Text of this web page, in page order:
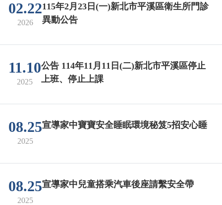
02.22
2026
115年2月23日(一)新北市平溪區衛生所門診
異動公告
11.10
2025
公告 114年11月11日(二)新北市平溪區停止
上班、停止上課
08.25
2025
宣導家中寶寶安全睡眠環境秘笈5招安心睡
08.25
2025
宣導家中兒童搭乘汽車後座請繫安全帶